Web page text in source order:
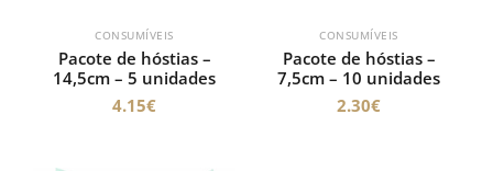
CONSUMÍVEIS
Pacote de hóstias –
14,5cm – 5 unidades
4.15€
CONSUMÍVEIS
Pacote de hóstias –
7,5cm – 10 unidades
2.30€